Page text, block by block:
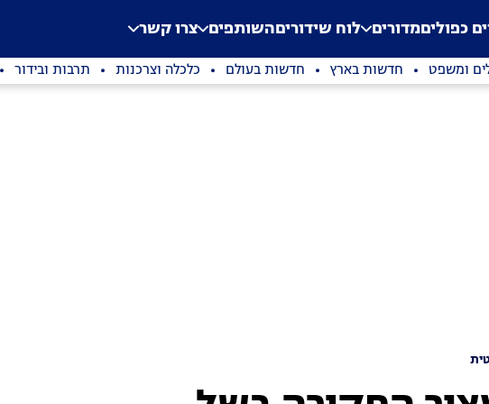
Application error: a
. כפוליםמדורים לוח שידוריםהשותפים צרו קשר
ומשפט חדשות בארץ חדשות בעולם כלכלה וצרכנות תרבות ובידור